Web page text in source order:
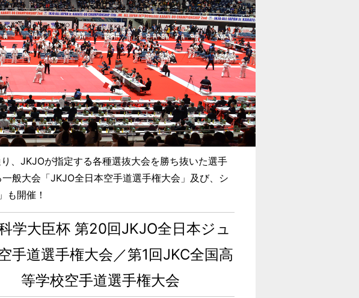
、JKJOが指定する各種選抜大会を勝ち抜いた選手
般大会「JKJO全日本空手道選手権大会」及び、シ
も開催！
学大臣杯 第20回JKJO全日本ジュ
手道選手権大会／第1回JKC全国高
等学校空手道選手権大会